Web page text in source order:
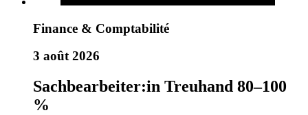
Finance & Comptabilité
3 août 2026
Sachbearbeiter:in Treuhand 80–100
%